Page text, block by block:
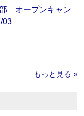
オープンキャン
03
もっと見る »